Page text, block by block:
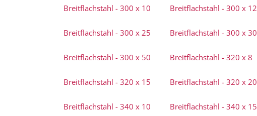
Breitflachstahl - 300 x 10 Breitflachstahl - 300 x 12
Breitflachstahl - 300 x 25 Breitflachstahl - 300 x 30
Breitflachstahl - 300 x 50 Breitflachstahl - 320 x 8
Breitflachstahl - 320 x 15 Breitflachstahl - 320 x 20
Breitflachstahl - 340 x 10 Breitflachstahl - 340 x 15